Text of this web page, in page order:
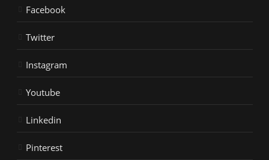
Facebook
Twitter
Instagram
Youtube
Linkedin
Pinterest